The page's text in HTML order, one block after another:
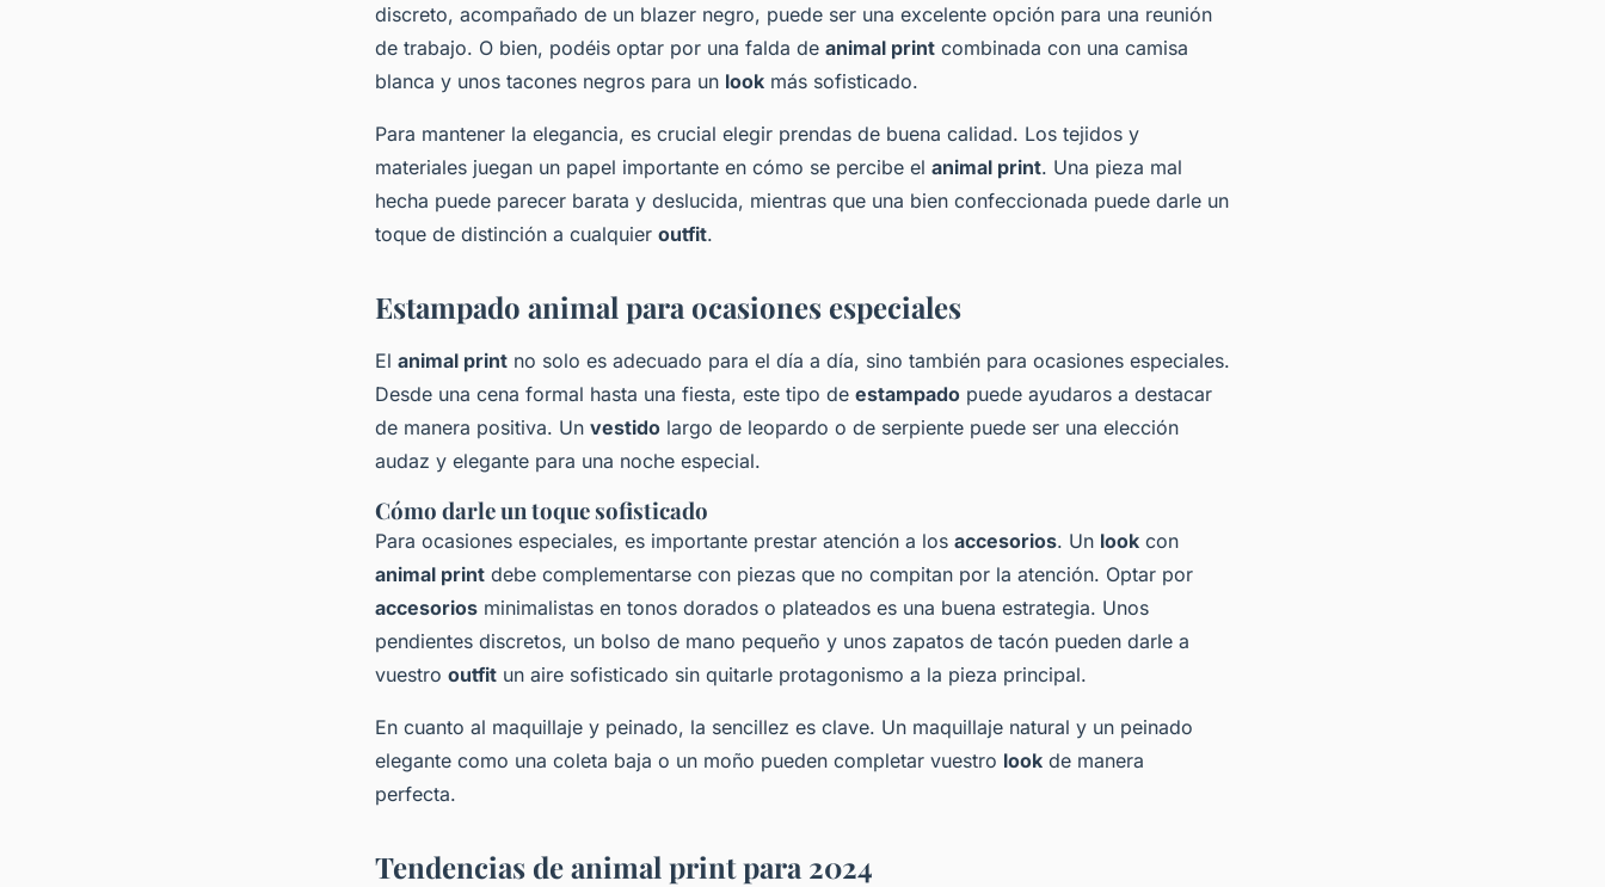
discreto, acompañado de un blazer negro, puede ser una excelente opción para una reunión
de trabajo. O bien, podéis optar por una falda de animal print combinada con una camisa
blanca y unos tacones negros para un look más sofisticado.
Para mantener la elegancia, es crucial elegir prendas de buena calidad. Los tejidos y
materiales juegan un papel importante en cómo se percibe el animal print. Una pieza mal
hecha puede parecer barata y deslucida, mientras que una bien confeccionada puede darle un
toque de distinción a cualquier outfit.
Estampado animal para ocasiones especiales
El animal print no solo es adecuado para el día a día, sino también para ocasiones especiales.
Desde una cena formal hasta una fiesta, este tipo de estampado puede ayudaros a destacar
de manera positiva. Un vestido largo de leopardo o de serpiente puede ser una elección
audaz y elegante para una noche especial.
Cómo darle un toque sofisticado
Para ocasiones especiales, es importante prestar atención a los accesorios. Un look con
animal print debe complementarse con piezas que no compitan por la atención. Optar por
accesorios minimalistas en tonos dorados o plateados es una buena estrategia. Unos
pendientes discretos, un bolso de mano pequeño y unos zapatos de tacón pueden darle a
vuestro outfit un aire sofisticado sin quitarle protagonismo a la pieza principal.
En cuanto al maquillaje y peinado, la sencillez es clave. Un maquillaje natural y un peinado
elegante como una coleta baja o un moño pueden completar vuestro look de manera
perfecta.
Tendencias de animal print para 2024